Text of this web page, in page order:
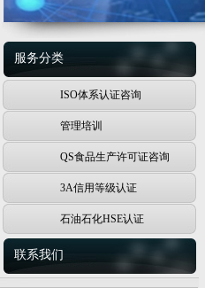
服务分类
ISO体系认证咨询
管理培训
QS食品生产许可证咨询
3A信用等级认证
石油石化HSE认证
联系我们